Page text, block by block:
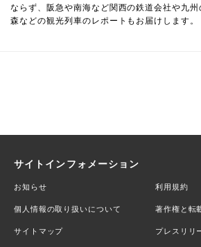
ならず、阪急や南海など関西の鉄道会社や九
森などの観光列車のレポートもお届けします。
サイトインフォメーション
お知らせ 利用規約
個人情報の取り扱いについて 著作権と転
サイトマップ プレスリリ